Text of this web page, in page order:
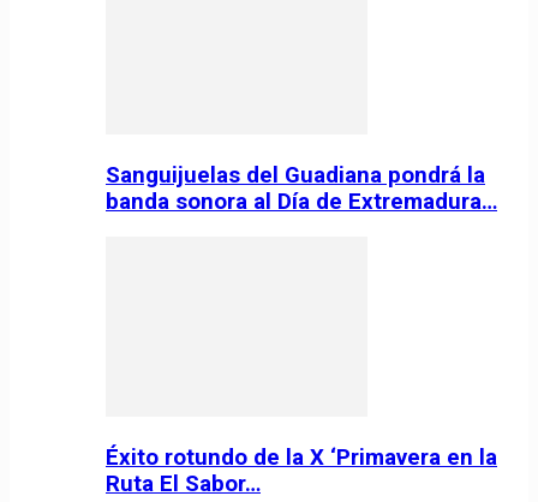
Sanguijuelas del Guadiana pondrá la
banda sonora al Día de Extremadura…
Éxito rotundo de la X ‘Primavera en la
Ruta El Sabor…